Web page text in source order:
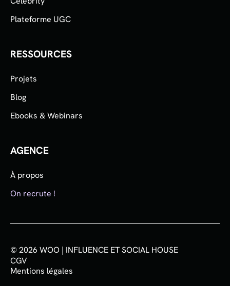
Plateforme UGC
RESSOURCES
Projets
Blog
Ebooks & Webinars
AGENCE
À propos
On recrute !
© 2026 WOO | INFLUENCE ET SOCIAL HOUSE
CGV
Mentions légales